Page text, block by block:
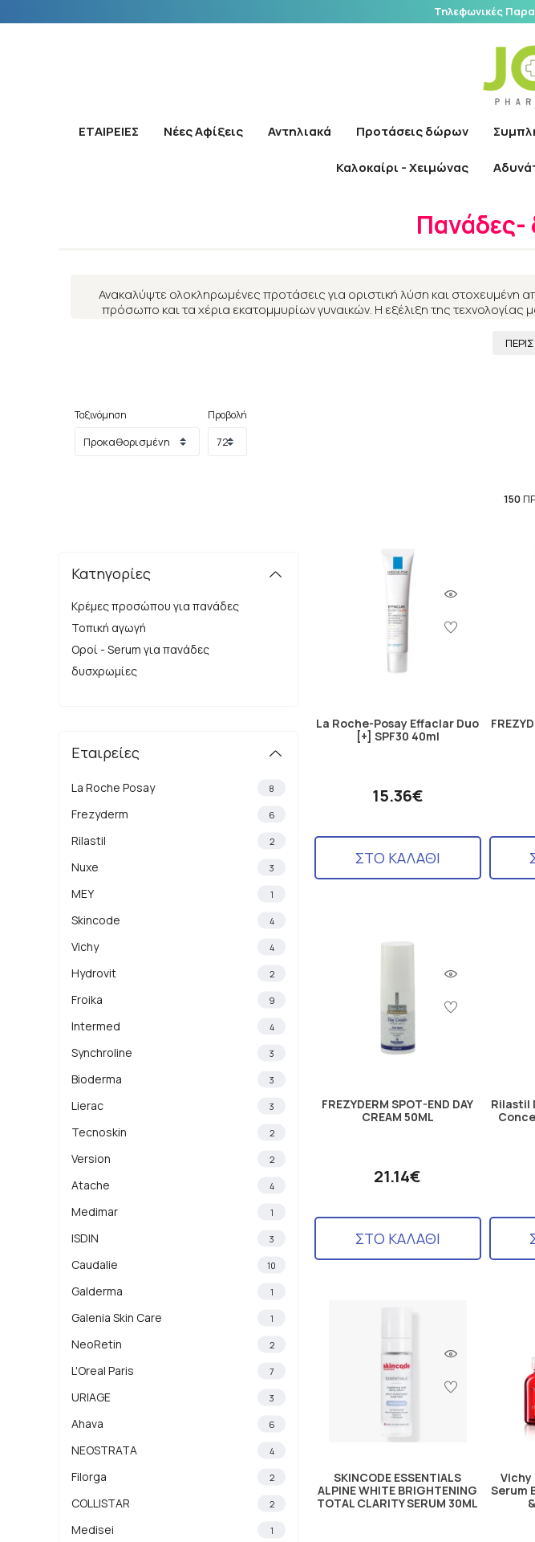
Τηλεφωνικές
ΕΤΑΙΡΕΙΕΣ Νέες Αφίξεις Αντηλιακά Προτάσεις δώρων
Καλοκαίρι - Χειμώνας
Αρχική / Γυναίκα /
Πανάδες-
Ανακαλύψτε ολοκληρωμένες προτάσεις για οριστική λύση και
πρόσωπο και τα χέρια εκατομμυρίων γυναικών. Η εξέλιξη της
Ταξινόμηση Προβολή
150
Κατηγορίες
Κρέμες προσώπου για πανάδες
Τοπική αγωγή
Οροί - Serum για πανάδες
δυσχρωμίες
Εταιρείες
La Roche Posay 8
Frezyderm 6
Rilastil 2
Nuxe 3
MEY 1
Skincode 4
Vichy 4
Hydrovit 2
Froika 9
Intermed 4
Synchroline 3
Bioderma 3
Lierac 3
Tecnoskin 2
Version 2
Atache 4
Medimar 1
ISDIN 3
Caudalie 10
Galderma 1
Galenia Skin Care 1
NeoRetin 2
L'Oreal Paris 7
URIAGE 3
Ahava 6
NEOSTRATA 4
Filorga 2
COLLISTAR 2
Medisei 1
La Roche-Posay Effaclar Duo
[+] SPF30 40ml
15.36€
ΣΤΟ ΚΑΛΑΘΙ
FREZYDERM SPOT-END DAY
CREAM 50ML
21.14€
ΣΤΟ ΚΑΛΑΘΙ
Rilastil
SKINCODE ESSENTIALS
ALPINE WHITE BRIGHTENING
TOTAL CLARITY SERUM 30ML
Serum